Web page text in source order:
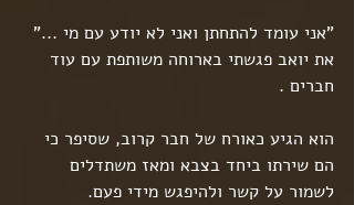
"אני עומד להתחתן ואני לא יודע עם מי ..."
את יואב פגשתי בארוחה משותפת עם עוד
חברים .
הוא הגיע כאורח של חבר קרוב, שסיפר כי
הם שירתו ביחד בצבא ומאז משתדלים
לשמור על קשר ולהיפגש מידי פעם.